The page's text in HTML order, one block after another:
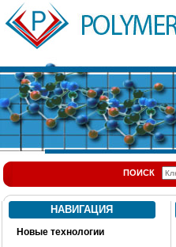
ПОИСК
НАВИГАЦИЯ
Новые технологии